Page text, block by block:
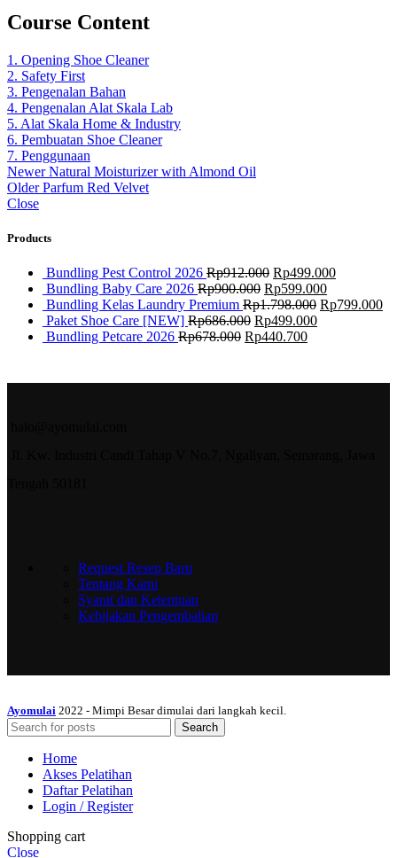
Course Content
1. Opening Shoe Cleaner
2. Safety First
3. Pengenalan Bahan
4. Pengenalan Alat Skala Lab
5. Alat Skala Home & Industry
6. Pembuatan Shoe Cleaner
7. Penggunaan
Newer Natural Moisturizer with Almond Oil
Older Parfum Red Velvet
Close
Products
Bundling Pest Control 2026 Rp912.000 Rp499.000
Bundling Baby Care 2026 Rp900.000 Rp599.000
Bundling Kelas Laundry Premium Rp1.798.000 Rp799.000
Paket Shoe Care [NEW] Rp686.000 Rp499.000
Bundling Petcare 2026 Rp678.000 Rp440.700
Request Resep Baru
Tentang Kami
Syarat dan Ketentuan
Kebijakan Pengembalian
Ayomulai 2022 - Mimpi Besar dimulai dari langkah kecil.
Search
Home
Akses Pelatihan
Daftar Pelatihan
Login / Register
Shopping cart
Close